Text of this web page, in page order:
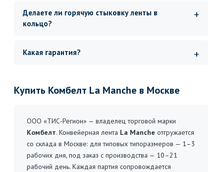
Делаете ли горячую стыковку ленты в
кольцо?
Какая гарантия?
Купить Комбелт La Manche в Москве
ООО «ТИС-Регион» — владелец торговой марки
Комбелт. Конвейерная лента La Manche отгружается
со склада в Москве: для типовых типоразмеров — 1–3
рабочих дня, под заказ с производства — 10–21
рабочий день. Каждая партия сопровождается